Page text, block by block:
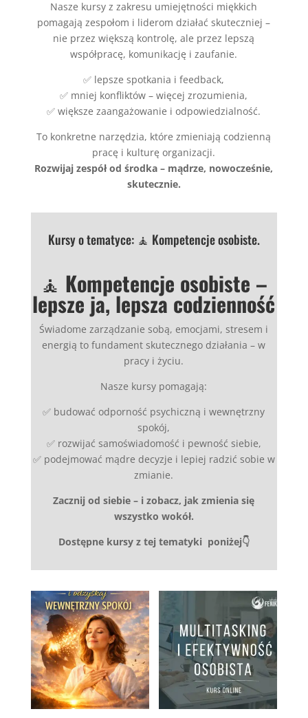
Nasze kursy z zakresu umiejętności miękkich
pomagają zespołom i liderom działać skuteczniej –
nie przez większą kontrolę, ale przez lepszą
współpracę, komunikację i zaufanie.
✅ lepsze spotkania i feedback,
✅ mniej konfliktów – więcej zrozumienia,
✅ większe zaangażowanie i odpowiedzialność.
To konkretne narzędzia, które zmieniają codzienną
pracę i kulturę organizacji.
Rozwijaj zespół od środka – mądrze, nowocześnie,
skutecznie.
Kursy o tematyce: 🧘 Kompetencje osobiste.
🧘 Kompetencje osobiste –
lepsze ja, lepsza codzienność
Świadome zarządzanie sobą, emocjami, stresem i
energią to fundament skutecznego działania – w
pracy i życiu.
Nasze kursy pomagają:
✅ budować odporność psychiczną i wewnętrzny
spokój,
✅ rozwijać samoświadomość i pewność siebie,
✅ podejmować mądre decyzje i lepiej radzić sobie w
zmianie.
Zacznij od siebie – i zobacz, jak zmienia się
wszystko wokół.
Dostępne kursy z tej tematyki poniżej👇